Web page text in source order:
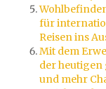
für
Reisen ins
Mit dem
der heutigen
und mehr